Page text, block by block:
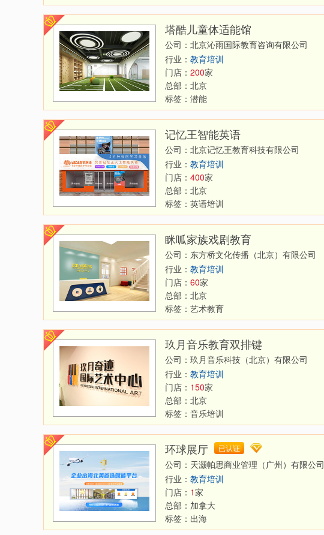
塔酷儿童体适能馆
公司：北京沁雨国际教育咨询有限公司
行业： 教育培训
门店： 200家
总部： 北京
标签： 潜能
记忆王智能英语
公司：北京记忆王教育科技有限公司
行业： 教育培训
门店： 400家
总部： 北京
标签： 英语培训
眯呱家族戏剧教育
公司：东方桥文化传播（北京）有限公司
行业： 教育培训
门店： 60家
总部： 北京
标签： 艺术教育
玖月音乐教育双排键
公司：玖月音乐科技（北京）有限公司
行业： 教育培训
门店： 150家
总部： 北京
标签： 音乐培训
环球展厅 已认证
公司：天灏帕思商业管理（广州）有限公司
行业： 教育培训
门店： 1家
总部： 加拿大
标签： 出海